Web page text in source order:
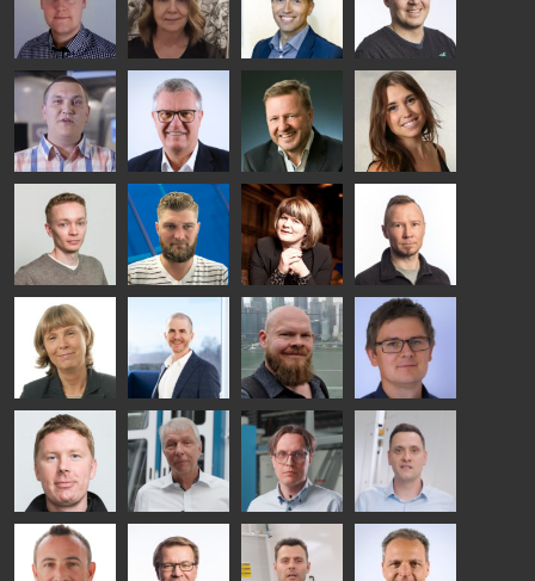
Riku Färm
HEAT
TREATMENT
SOLUTIONS
- GLASTON
Mari
Lehtinen
COMMUNICATIONS
- GLASTON
Miika
Äppelqvist
GLASS USE AND
ARCHITECTURE
- GLASTON
Antti
Aronen
GLASTON
Taneli
Ylinen
HEAT
TREATMENT
SOLUTIONS
- GLASTON
Uwe Risle
INSULATING
GLASS
TECHNOLOGY
- GLASTON
Mauri
Saksala
Mar
Garrido
Kalle
Kaijanen
Kuusela
GLASTON
Anna
Holmqvist
GLASTON
Jukka
Immonen
HEAT
TREATMENT
SOLUTIONS
- GLASTON
AgnetaS
COMMUNICATIONS
- GLASTON
Robert
Jenks
Pekka
Lyytikainen
Gennadi
Schadrin
GLASTON
Mikko
Rantala
Ralf
Wolter
Antti
Lehtokannas
Matthias
Fenske